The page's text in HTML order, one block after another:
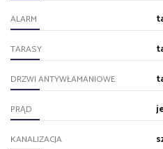
ALARM
TARASY
DRZWI ANTYWŁAMANIOWE
PRĄD
KANALIZACJA